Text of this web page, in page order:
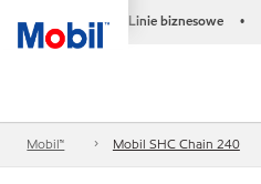
Linie biznesowe •
Mobil™ Mobil SHC Chain 240